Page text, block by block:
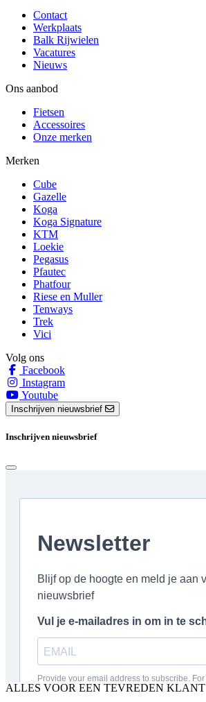
Contact
Werkplaats
Balk Rijwielen
Vacatures
Nieuws
Ons aanbod
Fietsen
Accessoires
Onze merken
Merken
Cube
Gazelle
Koga
Koga Signature
KTM
Loekie
Pegasus
Pfautec
Phatfour
Riese en Muller
Tenways
Trek
Vici
Volg ons
Facebook
Instagram
Youtube
Inschrijven nieuwsbrief
Inschrijven nieuwsbrief
ALLES VOOR EEN TEVREDEN KLANT